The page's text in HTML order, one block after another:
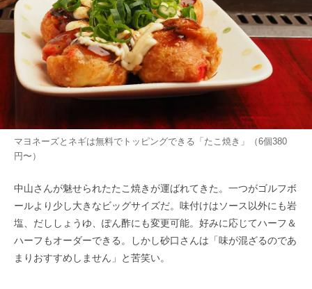
マヨネーズとネギは無料でトッピングできる「たこ焼き」（6個380
円〜）
中山さんが魅せられたたこ焼きが運ばれてきた。一つがゴルフボ
ールより少し大きなビッグサイズだ。味付けはソース以外にも岩
塩、だししょうゆ、ぽん酢にも変更可能。好みに応じてハーフ＆
ハーフもオーダーできる。しかし砂口さんは「味が混ざるのであ
まりおすすめしません」と苦笑い。